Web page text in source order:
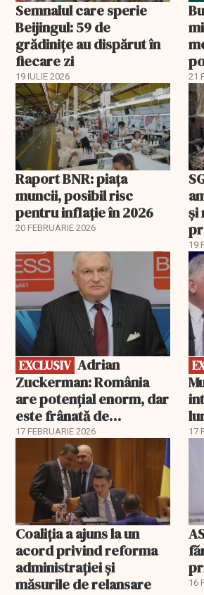
Semnalul care sperie
Beijingul: 59 de
grădinițe au dispărut în
fiecare zi
19 IULIE 2026 21
Raport BNR: piața
muncii, posibil risc
pentru inflație în 2026
20 FEBRUARIE 2026
și
19
EXCLUSIV
EXCLUSIV
Zuckerman: România
are potențial enorm, dar
este frânată de
corupție, companii de
stat și influența
propagandei ruse
17 FEBRUARIE 2026 17
Coaliția a ajuns la un
acord privind reforma
administrației și
măsurile de relansare
16